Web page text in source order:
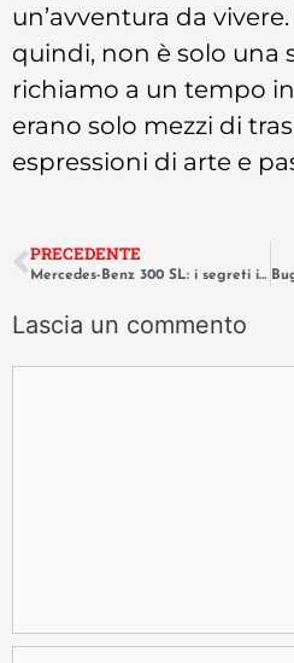
un’avventura da
quindi, non è solo una
richiamo a un tempo
erano solo mezzi di
espressioni di arte e
PRECEDENTE
Mercedes-Benz 300 SL: i segreti ingegneristici della “Ali di Gabbiano”
Lascia un commento